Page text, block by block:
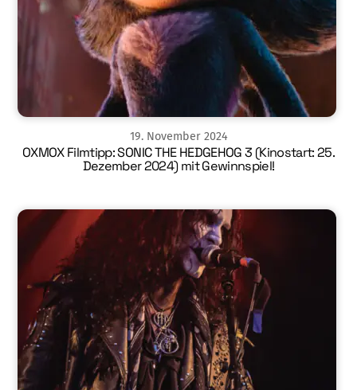
19. November 2024
OXMOX Filmtipp: SONIC THE HEDGEHOG 3 (Kinostart: 25.
Dezember 2024) mit Gewinnspiel!